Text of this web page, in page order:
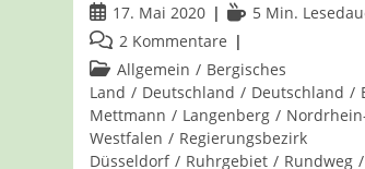
Beitrag
veröffentlicht:
17. Mai 2020 Lesedauer:
5 Min.
Beitrags-
Kommentare:
2 Kommentare
Beitrags-
Kategorie:
Allgemein / Bergisches
Land / Deutschland / Deutschland /
Mettmann / Langenberg /
Westfalen / Regierungsbezirk
Düsseldorf / Ruhrgebiet / Rundweg /